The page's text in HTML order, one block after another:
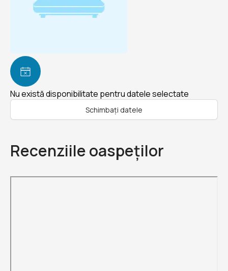
Nu există disponibilitate pentru datele selectate
Schimbați datele
Recenziile oaspeților